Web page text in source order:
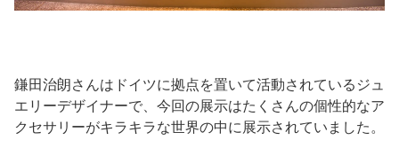
鎌田治朗さんはドイツに拠点を置いて活動されているジュ
エリーデザイナーで、今回の展示はたくさんの個性的なア
クセサリーがキラキラな世界の中に展示されていました。